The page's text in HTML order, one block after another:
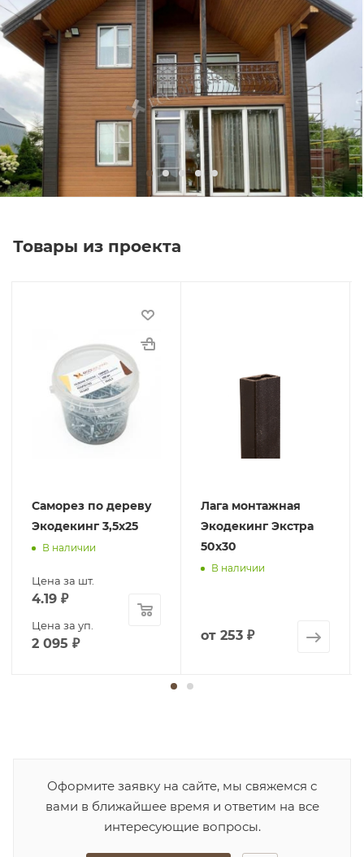
Товары из проекта
Саморез по дереву
Экодекинг 3,5х25
В наличии
Цена за шт.
4.19 ₽
Цена за уп.
2 095 ₽
Лага монтажная
Экодекинг Экстра
50х30
В наличии
от 253 ₽
Оформите заявку на сайте, мы свяжемся с
вами в ближайшее время и ответим на все
интересующие вопросы.